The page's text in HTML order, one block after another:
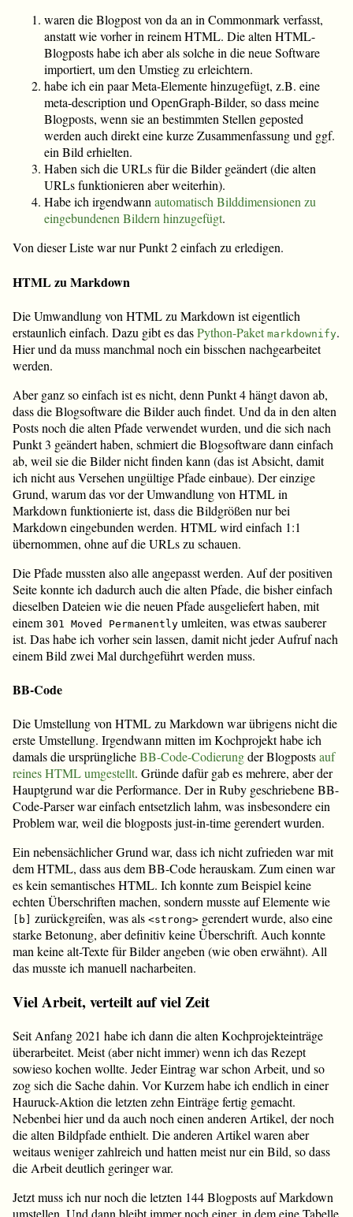
waren die Blogpost von da an in Commonmark verfasst,
anstatt wie vorher in reinem HTML. Die alten HTML-
Blogposts habe ich aber als solche in die neue Software
importiert, um den Umstieg zu erleichtern.
habe ich ein paar Meta-Elemente hinzugefügt, z.B. eine
meta-description und OpenGraph-Bilder, so dass meine
Blogposts, wenn sie an bestimmten Stellen geposted
werden auch direkt eine kurze Zusammenfassung und ggf.
ein Bild erhielten.
Haben sich die URLs für die Bilder geändert (die alten
URLs funktionieren aber weiterhin).
Habe ich irgendwannautomatisch Bilddimensionen zu
eingebundenen Bildern hinzugefügt.
Von dieser Liste war nur Punkt 2 einfach zu erledigen.
HTML zu Markdown
Die Umwandlung von HTML zu Markdown ist eigentlich
erstaunlich einfach. Dazu gibt es dasPython-Paket markdownify.
Hier und da muss manchmal noch ein bisschen nachgearbeitet
werden.
Aber ganz so einfach ist es nicht, denn Punkt 4 hängt davon ab,
dass die Blogsoftware die Bilder auch findet. Und da in den alten
Posts noch die alten Pfade verwendet wurden, und die sich nach
Punkt 3 geändert haben, schmiert die Blogsoftware dann einfach
ab, weil sie die Bilder nicht finden kann (das ist Absicht, damit
ich nicht aus Versehen ungültige Pfade einbaue). Der einzige
Grund, warum das vor der Umwandlung von HTML in
Markdown funktionierte ist, dass die Bildgrößen nur bei
Markdown eingebunden werden. HTML wird einfach 1:1
übernommen, ohne auf die URLs zu schauen.
Die Pfade mussten also alle angepasst werden. Auf der positiven
Seite konnte ich dadurch auch die alten Pfade, die bisher einfach
dieselben Dateien wie die neuen Pfade ausgeliefert haben, mit
einem 301 Moved Permanently umleiten, was etwas sauberer
ist. Das habe ich vorher sein lassen, damit nicht jeder Aufruf nach
einem Bild zwei Mal durchgeführt werden muss.
BB-Code
Die Umstellung von HTML zu Markdown war übrigens nicht die
erste Umstellung. Irgendwann mitten im Kochprojekt habe ich
damals die ursprünglicheBB-Code-Codierungder Blogpostsauf
reines HTML umgestellt. Gründe dafür gab es mehrere, aber der
Hauptgrund war die Performance. Der in Ruby geschriebene BB-
Code-Parser war einfach entsetzlich lahm, was insbesondere ein
Problem war, weil die blogposts just-in-time gerendert wurden.
Ein nebensächlicher Grund war, dass ich nicht zufrieden war mit
dem HTML, dass aus dem BB-Code herauskam. Zum einen war
es kein semantisches HTML. Ich konnte zum Beispiel keine
echten Überschriften machen, sondern musste auf Elemente wie
[b] zurückgreifen, was als <strong> gerendert wurde, also eine
starke Betonung, aber definitiv keine Überschrift. Auch konnte
man keine alt-Texte für Bilder angeben (wie oben erwähnt). All
das musste ich manuell nacharbeiten.
Viel Arbeit, verteilt auf viel Zeit
Seit Anfang 2021 habe ich dann die alten Kochprojekteinträge
überarbeitet. Meist (aber nicht immer) wenn ich das Rezept
sowieso kochen wollte. Jeder Eintrag war schon Arbeit, und so
zog sich die Sache dahin. Vor Kurzem habe ich endlich in einer
Hauruck-Aktion die letzten zehn Einträge fertig gemacht.
Nebenbei hier und da auch noch einen anderen Artikel, der noch
die alten Bildpfade enthielt. Die anderen Artikel waren aber
weitaus weniger zahlreich und hatten meist nur ein Bild, so dass
die Arbeit deutlich geringer war.
Jetzt muss ich nur noch die letzten 144 Blogposts auf Markdown
umstellen. Und dann bleibt immer noch einer, in dem eine Tabelle